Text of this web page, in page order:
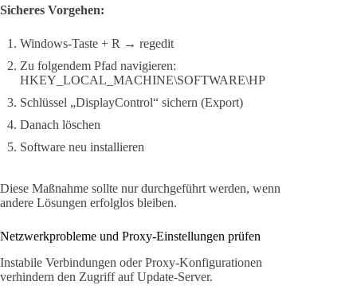
Sicheres Vorgehen:
Windows-Taste + R → regedit
Zu folgendem Pfad navigieren:
HKEY_LOCAL_MACHINE\SOFTWARE\HP
Schlüssel „DisplayControl“ sichern (Export)
Danach löschen
Software neu installieren
Diese Maßnahme sollte nur durchgeführt werden, wenn
andere Lösungen erfolglos bleiben.
Netzwerkprobleme und Proxy-Einstellungen prüfen
Instabile Verbindungen oder Proxy-Konfigurationen
verhindern den Zugriff auf Update-Server.